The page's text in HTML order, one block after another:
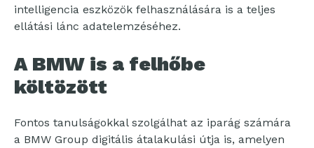
intelligencia eszközök felhasználására is a teljes
ellátási lánc adatelemzéséhez.
A BMW is a felhőbe
költözött
Fontos tanulságokkal szolgálhat az iparág számára
a BMW Group digitális átalakulási útja is, amelyen